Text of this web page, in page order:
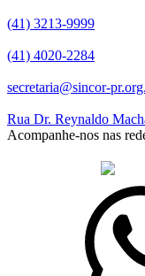
(41) 3213-9999
(41) 4020-2284
secretaria@sincor-
Rua Dr. Reynaldo
Acompanhe-nos nas